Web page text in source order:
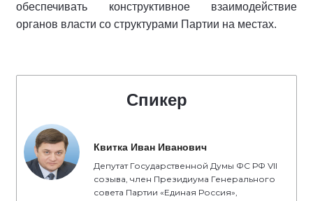
обеспечивать конструктивное взаимодействие
органов власти со структурами Партии на местах.
Спикер
Квитка Иван Иванович
Депутат Государственной Думы ФС РФ VII
созыва, член Президиума Генерального
совета Партии «Единая Россия»,